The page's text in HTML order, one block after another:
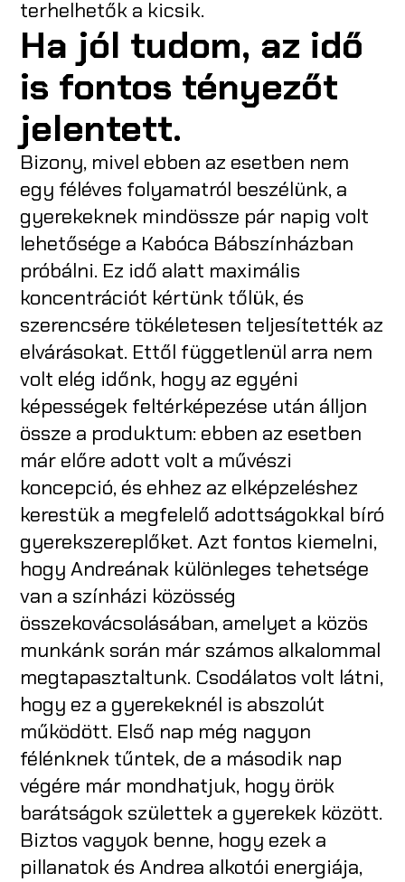
terhelhetők a kicsik.
Ha jól tudom, az idő
is fontos tényezőt
jelentett.
Bizony, mivel ebben az esetben nem
egy féléves folyamatról beszélünk, a
gyerekeknek mindössze pár napig volt
lehetősége a Kabóca Bábszínházban
próbálni. Ez idő alatt maximális
koncentrációt kértünk tőlük, és
szerencsére tökéletesen teljesítették az
elvárásokat. Ettől függetlenül arra nem
volt elég időnk, hogy az egyéni
képességek feltérképezése után álljon
össze a produktum: ebben az esetben
már előre adott volt a művészi
koncepció, és ehhez az elképzeléshez
kerestük a megfelelő adottságokkal bíró
gyerekszereplőket. Azt fontos kiemelni,
hogy Andreának különleges tehetsége
van a színházi közösség
összekovácsolásában, amelyet a közös
munkánk során már számos alkalommal
megtapasztaltunk. Csodálatos volt látni,
hogy ez a gyerekeknél is abszolút
működött. Első nap még nagyon
félénknek tűntek, de a második nap
végére már mondhatjuk, hogy örök
barátságok születtek a gyerekek között.
Biztos vagyok benne, hogy ezek a
pillanatok és Andrea alkotói energiája,